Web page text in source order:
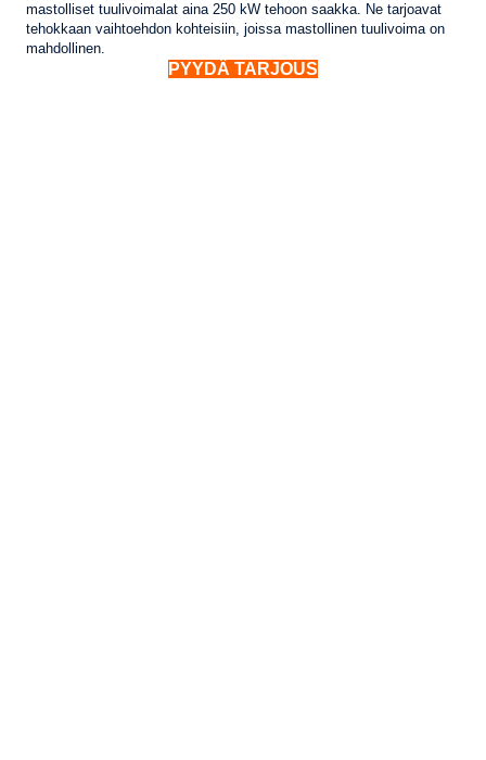
mastolliset tuulivoimalat aina 250 kW tehoon saakka. Ne tarjoavat
tehokkaan vaihtoehdon kohteisiin, joissa mastollinen tuulivoima on
mahdollinen.
PYYDÄ TARJOUS